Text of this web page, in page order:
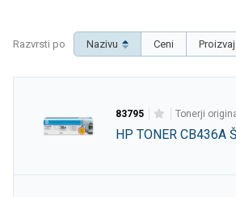
Razvrsti po Nazivu Ceni
83795 tonerji
HP TONER